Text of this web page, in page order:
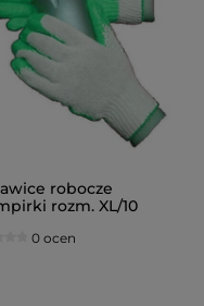
robocze
rozm. XL/10
GRATIS
0 ocen